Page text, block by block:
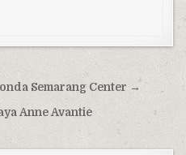
Semarang Center →
Anne Avantie